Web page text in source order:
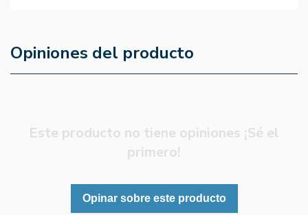
Opiniones del producto
Este producto no tiene opiniones ¡Sé el
primero!
Opinar sobre este producto